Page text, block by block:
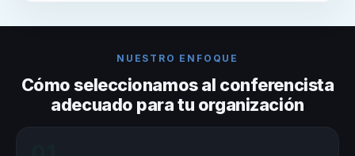
NUESTRO ENFOQUE
Cómo seleccionamos al conferencista
adecuado para tu organización